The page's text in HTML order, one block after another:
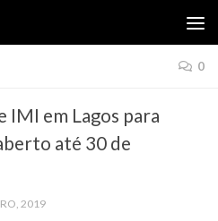
0
IMI em Lagos para
até 30 de
2019